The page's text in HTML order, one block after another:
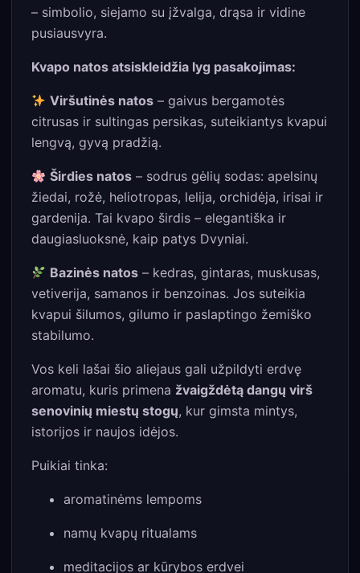
– simbolio, siejamo su įžvalga, drąsa ir vidine
pusiausvyra.
Kvapo natos atsiskleidžia lyg pasakojimas:
Viršutinės natos – gaivus bergamotės
citrusas ir sultingas persikas, suteikiantys kvapui
lengvą, gyvą pradžią.
Širdies natos – sodrus gėlių sodas: apelsinų
žiedai, rožė, heliotropas, lelija, orchidėja, irisai ir
gardenija. Tai kvapo širdis – elegantiška ir
daugiasluoksnė, kaip patys Dvyniai.
Bazinės natos – kedras, gintaras, muskusas,
vetiverija, samanos ir benzoinas. Jos suteikia
kvapui šilumos, gilumo ir paslaptingo žemiško
stabilumo.
Vos keli lašai šio aliejaus gali užpildyti erdvę
aromatu, kuris primena žvaigždėtą dangų virš
senovinių miestų stogų, kur gimsta mintys,
istorijos ir naujos idėjos.
Puikiai tinka:
aromatinėms lempoms
namų kvapų ritualams
meditacijos ar kūrybos erdvei